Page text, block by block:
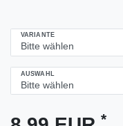
VARIANTE
AUSWAHL
*